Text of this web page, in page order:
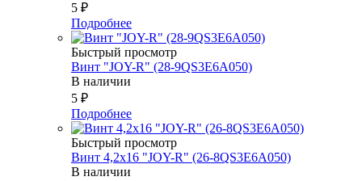
5 ₽
Подробнее
Быстрый просмотр
Винт "JOY-R" (28-9QS3E6A050)
В наличии
5 ₽
Подробнее
Быстрый просмотр
Винт 4,2х16 "JOY-R" (26-8QS3E6A050)
В наличии